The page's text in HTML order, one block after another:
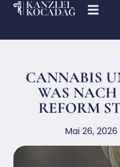
CANNABIS
WAS
REFORM
Mai 26, 2026